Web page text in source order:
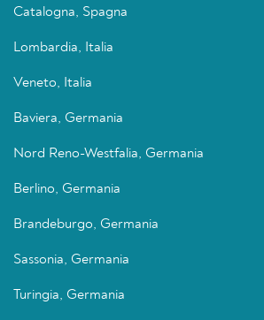
Catalogna, Spagna
Lombardia, Italia
Veneto, Italia
Baviera, Germania
Nord Reno-Westfalia, Germania
Berlino, Germania
Brandeburgo, Germania
Sassonia, Germania
Turingia, Germania